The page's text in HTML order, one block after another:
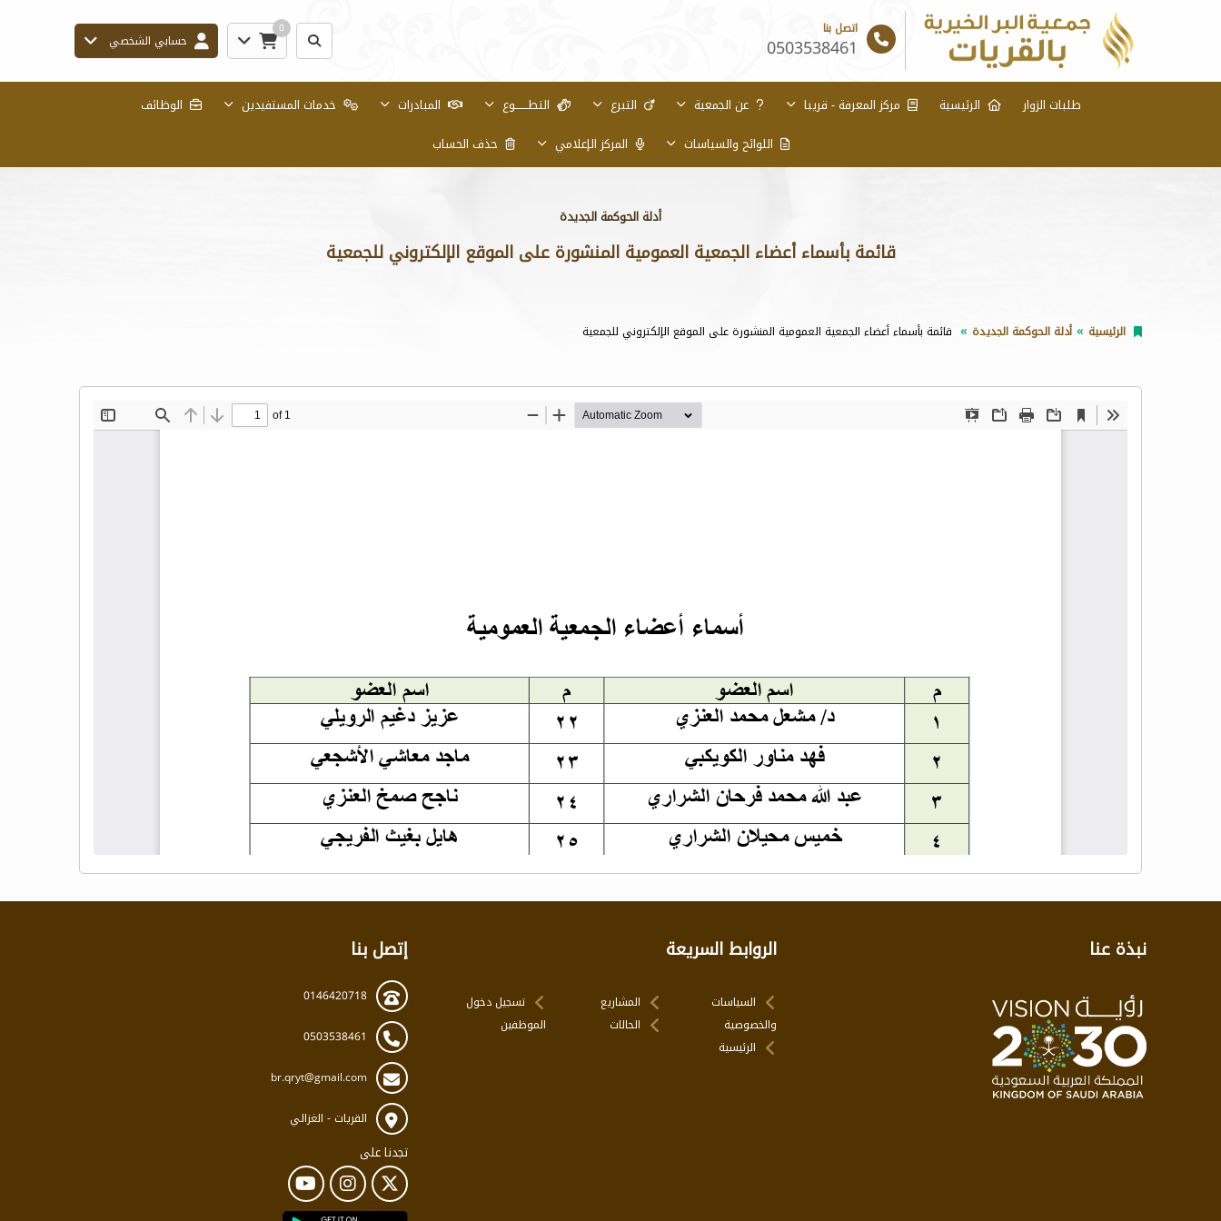
اتصل بنا
0503538461
0
حسابي الشخصي
طلبات الزوار الرئيسية مركز المعرفة - قريبا عن الجمعية التبرع التطـــــــوع المبادرات خدمات المستفيدين
الوظائف
اللوائح والسياسات
المركز الإعلامي حذف الحساب
أدلة الحوكمة الجديدة
قائمة بأسماء أعضاء الجمعية العمومية المنشورة على الموقع الإلكتروني للجمعية
الرئيسية أدلة الحوكمة الجديدة قائمة بأسماء أعضاء الجمعية العمومية المنشورة على الموقع الإلكتروني للجمعية
نبذة عنا الروابط السريعة
السياسات
والخصوصية
الرئيسية
المشاريع
الحالات
تسجيل دخول
الموظفين
إتصل بنا
0146420718
0503538461
br.qryt@gmail.com
القريات - الغزالي
تجدنا على